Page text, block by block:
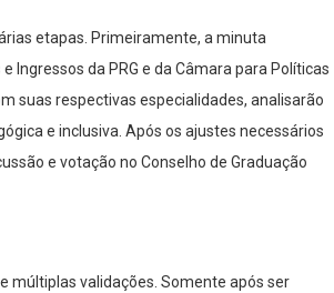
etapas. Primeiramente, a minuta
Ingressos da PRG e da Câmara para Políticas
suas respectivas especialidades, analisarão
e inclusiva. Após os ajustes necessários
e votação no Conselho de Graduação
múltiplas validações. Somente após ser